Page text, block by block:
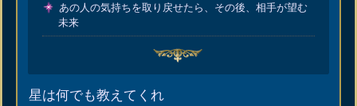
あの人の気持ちを取り戻せたら、その後、相手が望む
未来
星は何でも教えてくれ